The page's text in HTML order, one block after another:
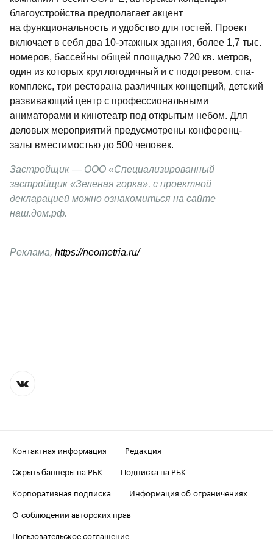
благоустройства предполагает акцент
на функциональность и удобство для гостей. Проект
включает в себя два 10-этажных здания, более 1,7 тыс.
номеров, бассейны общей площадью 720 кв. метров,
один из которых круглогодичный и с подогревом, спа-
комплекс, три ресторана различных концепций, детский
развивающий центр с профессиональными
аниматорами и кинотеатр под открытым небом. Для
деловых мероприятий предусмотрены конференц-
залы вместимостью до 500 человек.
Застройщик — ООО «Специализированный
застройщик «Зеленая горка», с проектной
декларацией можно ознакомиться на сайте
наш.дом.рф.
Реклама, https://neometria.ru/
Контактная информация
Редакция
Скрыть баннеры на РБК
Подписка на РБК
Корпоративная подписка
Информация об ограничениях
О соблюдении авторских прав
Пользовательское соглашение